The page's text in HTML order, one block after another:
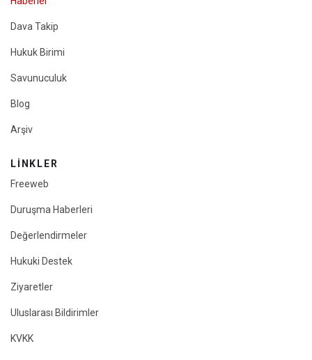
Dava Takip
Hukuk Birimi
Savunuculuk
Blog
Arşiv
LINKLER
Freeweb
Duruşma Haberleri
Değerlendirmeler
Hukuki Destek
Ziyaretler
Uluslarası Bildirimler
KVKK